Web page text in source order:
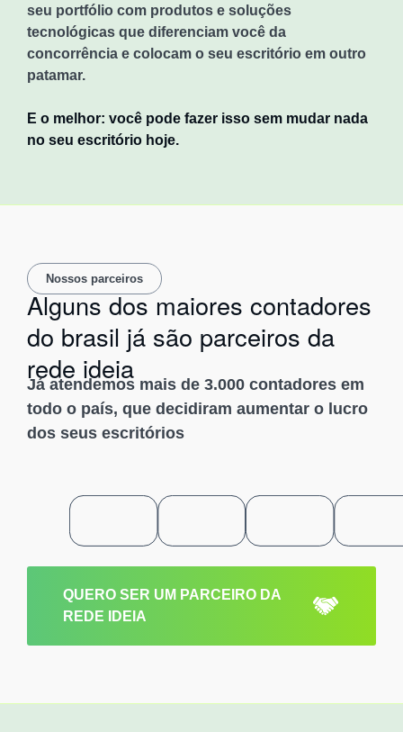
seu portfólio com produtos e soluções
tecnológicas que diferenciam você da
concorrência e colocam o seu escritório em outro
patamar.
E o melhor: você pode fazer isso sem mudar nada
no seu escritório hoje.
Nossos parceiros
Alguns dos maiores contadores
do brasil já são parceiros da
rede ideia
Já atendemos mais de 3.000 contadores em
todo o país, que decidiram aumentar o lucro
dos seus escritórios
QUERO SER UM PARCEIRO DA
REDE IDEIA